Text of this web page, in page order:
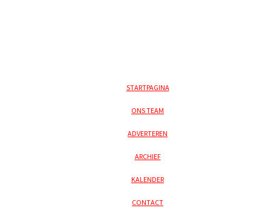
STARTPAGINA
ONS TEAM
ADVERTEREN
ARCHIEF
KALENDER
CONTACT